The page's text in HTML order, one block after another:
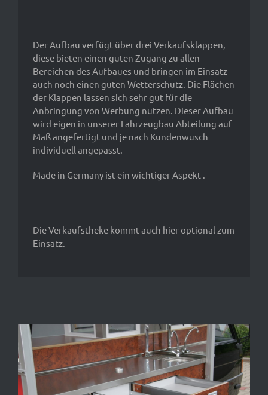
Der Aufbau verfügt über drei Verkaufsklappen,
diese bieten einen guten Zugang zu allen
Bereichen des Aufbaues und bringen im Einsatz
auch noch einen guten Wetterschutz. Die Flächen
der Klappen lassen sich sehr gut für die
Anbringung von Werbung nutzen. Dieser Aufbau
wird eigen in unserer Fahrzeugbau Abteilung auf
Maß angefertigt und je nach Kundenwusch
individuell angepasst.
Made in Germany ist ein wichtiger Aspekt .
Die Verkaufstheke kommt auch hier optional zum
Einsatz.